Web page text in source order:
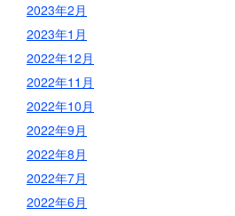
2023年2月
2023年1月
2022年12月
2022年11月
2022年10月
2022年9月
2022年8月
2022年7月
2022年6月